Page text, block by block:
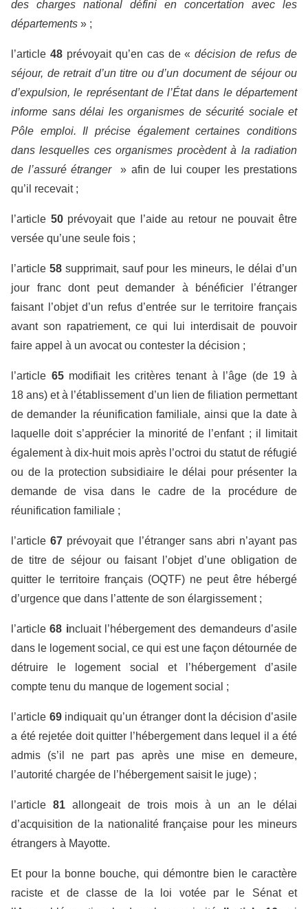
des charges national défini en concertation avec les
départements » ;
l’article 48prévoyait qu’en cas de «décision de refus de
séjour, de retrait d’un titre ou d’un document de séjour ou
d’expulsion, le représentant de l’État dans le département
informe sans délai les organismes de sécurité sociale et
Pôle emploi. Il précise également certaines conditions
dans lesquelles ces organismes procèdent à la radiation
de l’assuré étranger » afin de lui couper les prestations
qu’il recevait ;
l’article 50prévoyait que l’aide au retour ne pouvait être
versée qu’une seule fois ;
l’article58supprimait, sauf pour les mineurs, le délai d’un
jour franc dont peut demander à bénéficier l’étranger
faisant l’objet d’un refus d’entrée sur le territoire français
avant son rapatriement, ce qui lui interdisait de pouvoir
faire appel à un avocat ou contester la décision ;
l’article 65 modifiait les critères tenant à l’âge (de 19 à
18 ans) et à l’établissement d’un lien de filiation permettant
de demander la réunification familiale, ainsi que la date à
laquelle doit s’apprécier la minorité de l’enfant ; il limitait
également à dix-huit mois après l’octroi du statut de réfugié
ou de la protection subsidiaire le délai pour présenter la
demande de visa dans le cadre de la procédure de
réunification familiale ;
l’article67 prévoyait que l’étranger sans abri n’ayant pas
de titre de séjour ou faisant l’objet d’une obligation de
quitter le territoire français (OQTF) ne peut être hébergé
d’urgence que dans l’attente de son élargissement ;
l’article68 incluait l’hébergement des demandeurs d’asile
dans le logement social, ce qui est une façon détournée de
détruire le logement social et l’hébergement d’asile
compte tenu du manque de logement social ;
l’article 69 indiquait qu’un étranger dont la décision d’asile
a été rejetée doit quitter l’hébergement dans lequel il a été
admis (s’il ne part pas après une mise en demeure,
l’autorité chargée de l’hébergement saisit le juge) ;
l’article 81allongeait de trois mois à un an le délai
d’acquisition de la nationalité française pour les mineurs
étrangers à Mayotte.
Et pour la bonne bouche, qui démontre bien le caractère
raciste et de classe de la loi votée par le Sénat et